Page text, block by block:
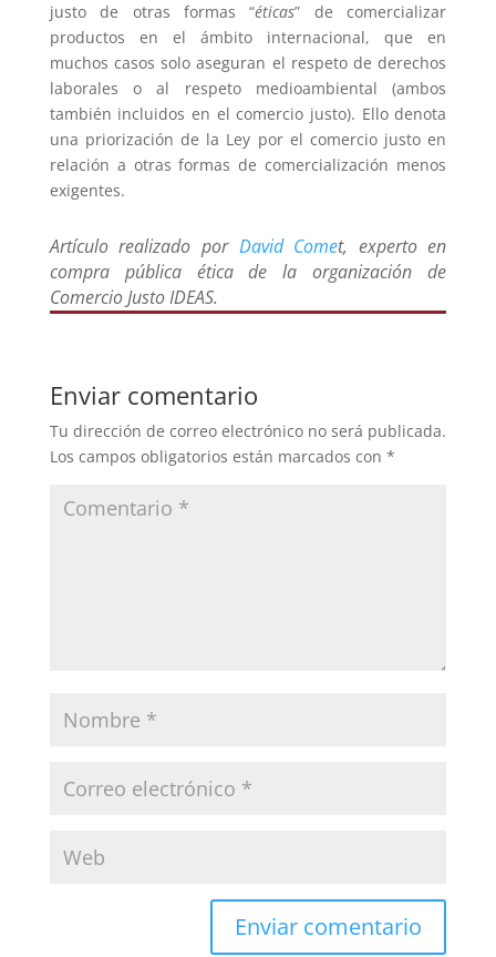
justo de otras formas “éticas” de comercializar
productos en el ámbito internacional, que en
muchos casos solo aseguran el respeto de derechos
laborales o al respeto medioambiental (ambos
también incluidos en el comercio justo). Ello denota
una priorización de la Ley por el comercio justo en
relación a otras formas de comercialización menos
exigentes.
Artículo realizado por David Comet, experto en
compra pública ética de la organización de
Comercio Justo IDEAS.
Enviar comentario
Tu dirección de correo electrónico no será publicada.
Los campos obligatorios están marcados con *